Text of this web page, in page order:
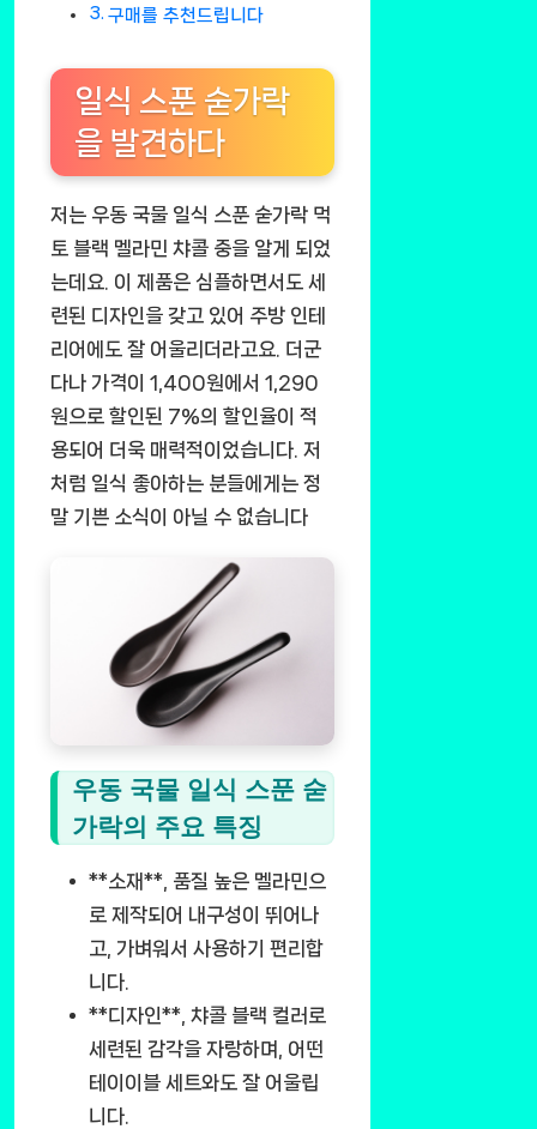
구매를 추천드립니다
일식 스푼 숟가락
을 발견하다
저는 우동 국물 일식 스푼 숟가락 먹
토 블랙 멜라민 챠콜 중을 알게 되었
는데요. 이 제품은 심플하면서도 세
련된 디자인을 갖고 있어 주방 인테
리어에도 잘 어울리더라고요. 더군
다나 가격이 1,400원에서 1,290
원으로 할인된 7%의 할인율이 적
용되어 더욱 매력적이었습니다. 저
처럼 일식 좋아하는 분들에게는 정
말 기쁜 소식이 아닐 수 없습니다
우동 국물 일식 스푼 숟
가락의 주요 특징
**소재**, 품질 높은 멜라민으
로 제작되어 내구성이 뛰어나
고, 가벼워서 사용하기 편리합
니다.
**디자인**, 챠콜 블랙 컬러로
세련된 감각을 자랑하며, 어떤
테이이블 세트와도 잘 어울립
니다.